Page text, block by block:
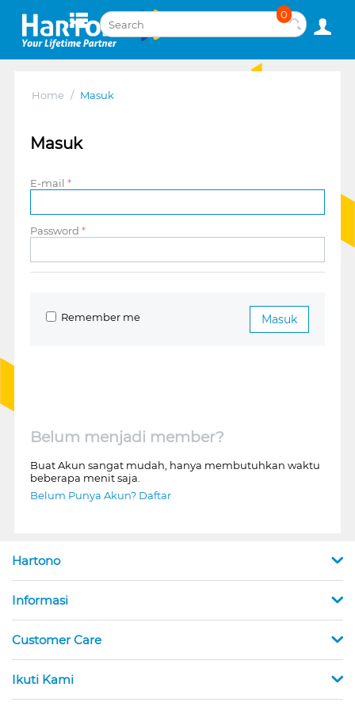
0
Home / Masuk
Masuk
E-mail
Password
Masuk
Remember me
Belum menjadi member?
Buat Akun sangat mudah, hanya membutuhkan waktu
beberapa menit saja.
Belum Punya Akun? Daftar
Hartono
Informasi
Customer Care
Ikuti Kami